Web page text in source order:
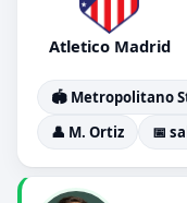
Atletico Madrid
🏟️ Metropolitano
👤 M. Ortiz
📅